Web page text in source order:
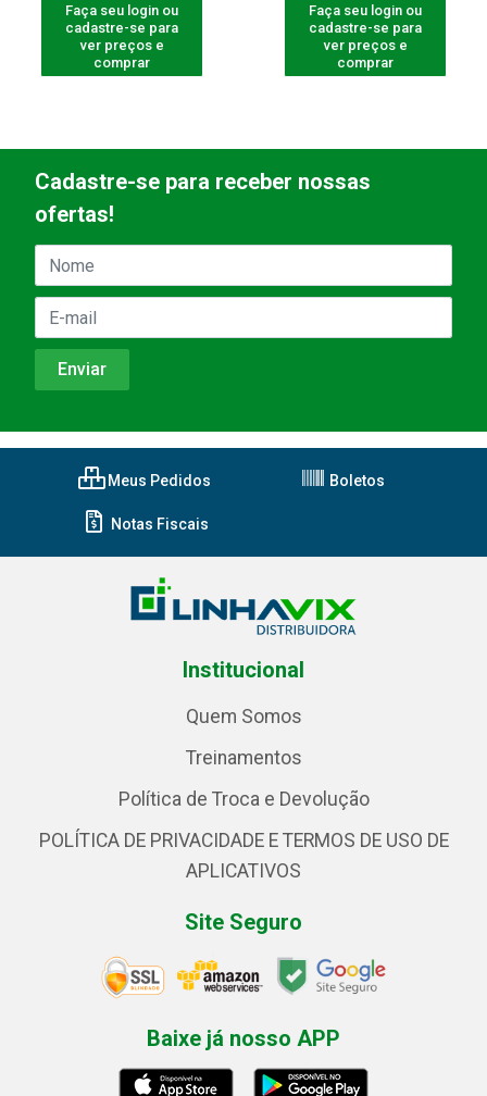
Faça seu login ou
cadastre-se para
ver preços e
comprar
Faça seu login ou
cadastre-se para
ver preços e
comprar
Cadastre-se para receber nossas
ofertas!
Meus Pedidos Boletos
Notas Fiscais
Institucional
Quem Somos
Treinamentos
Política de Troca e Devolução
POLÍTICA DE PRIVACIDADE E TERMOS DE USO DE
APLICATIVOS
Site Seguro
Baixe já nosso APP